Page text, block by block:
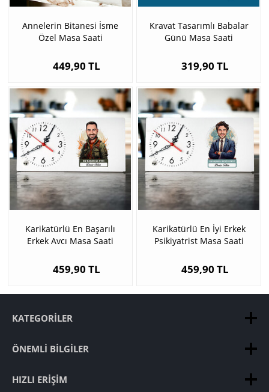
Annelerin Bitanesi İsme
Özel Masa Saati
449,90 TL
Kravat Tasarımlı Babalar
Günü Masa Saati
319,90 TL
Karikatürlü En Başarılı
Erkek Avcı Masa Saati
459,90 TL
Karikatürlü En İyi Erkek
Psikiyatrist Masa Saati
459,90 TL
KATEGORILER
ÖNEMLI BILGILER
HIZLI ERIŞIM